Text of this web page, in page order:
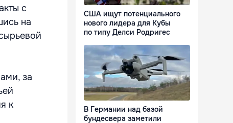
с
на
за
к
США ищут потенциального
нового лидера для Кубы
по типу Делси Родригес
В Германии над базой
бундесвера заметили